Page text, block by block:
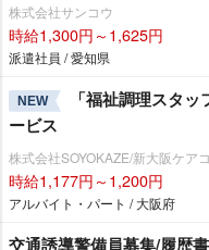
株式会社サンコウ
時給1,300円～1,625円
派遣社員 / 愛知県
NEW
「福祉調理スタ
ービス
株式会社SOYOKAZE/新大阪ケア
時給1,177円～1,200円
アルバイト・パート / 大阪府
交通誘導警備員募集/履歴